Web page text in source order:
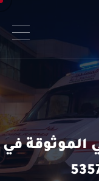
الموثوقة في